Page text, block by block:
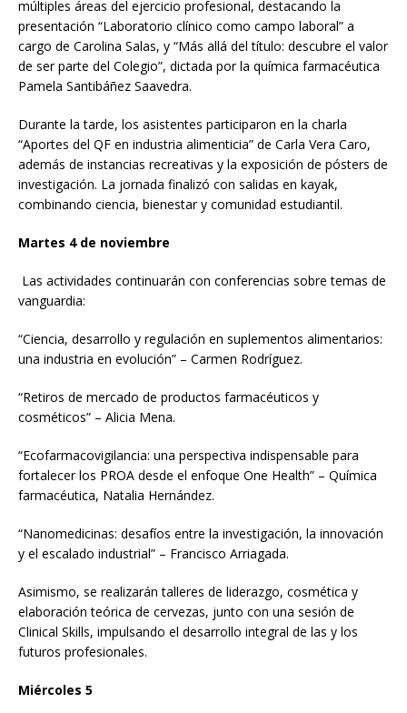
múltiples áreas del ejercicio profesional, destacando la
presentación “Laboratorio clínico como campo laboral” a
cargo de Carolina Salas, y “Más allá del título: descubre el valor
de ser parte del Colegio”, dictada por la química farmacéutica
Pamela Santibáñez Saavedra.
Durante la tarde, los asistentes participaron en la charla
“Aportes del QF en industria alimenticia” de Carla Vera Caro,
además de instancias recreativas y la exposición de pósters de
investigación. La jornada finalizó con salidas en kayak,
combinando ciencia, bienestar y comunidad estudiantil.
Martes 4 de noviembre
Las actividades continuarán con conferencias sobre temas de
vanguardia:
“Ciencia, desarrollo y regulación en suplementos alimentarios:
una industria en evolución” – Carmen Rodríguez.
“Retiros de mercado de productos farmacéuticos y
cosméticos” – Alicia Mena.
“Ecofarmacovigilancia: una perspectiva indispensable para
fortalecer los PROA desde el enfoque One Health” – Química
farmacéutica, Natalia Hernández.
“Nanomedicinas: desafíos entre la investigación, la innovación
y el escalado industrial” – Francisco Arriagada.
Asimismo, se realizarán talleres de liderazgo, cosmética y
elaboración teórica de cervezas, junto con una sesión de
Clinical Skills, impulsando el desarrollo integral de las y los
futuros profesionales.
Miércoles 5